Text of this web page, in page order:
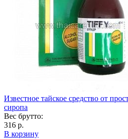
Известное тайское средство от
сиропа
Вес брутто:
316 р.
В корзину